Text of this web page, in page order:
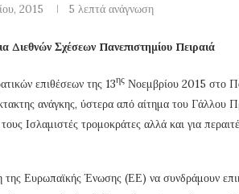
2015 5 λεπτά ανάγνωση
Διεθνών Σχέσεων Πανεπιστημίου Πειραιά
επιθέσεων της 13ης Νοεμβρίου 2015 στο
ανάγκης, ύστερα από αίτημα του
Ισλαμιστές τρομοκράτες αλλά και για
της Ευρωπαϊκής Ένωσης (ΕΕ) να συνδράμουν